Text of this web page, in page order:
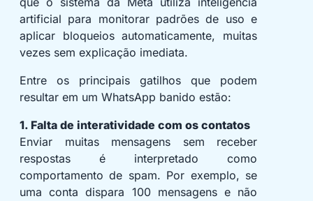
artificial para monitorar padrões de uso e
aplicar bloqueios automaticamente, muitas
vezes sem explicação imediata.
Entre os principais gatilhos que podem
resultar em um WhatsApp banido estão:
1. Falta de interatividade com os contatos
Enviar muitas mensagens sem receber
respostas é interpretado como
comportamento de spam. Por exemplo, se
uma conta dispara 100 mensagens e não